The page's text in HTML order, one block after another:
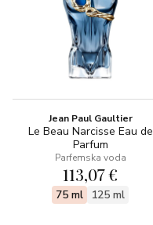
Jean Paul Gaultier
Le Beau Narcisse Eau de
Parfum
Parfemska voda
113,07 €
75 ml 125 ml